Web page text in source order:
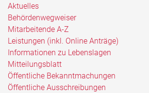
Aktuelles
Behördenwegweiser
Mitarbeitende A-Z
Leistungen (inkl. Online Anträge)
Informationen zu Lebenslagen
Mitteilungsblatt
Öffentliche Bekanntmachungen
Öffentliche Ausschreibungen